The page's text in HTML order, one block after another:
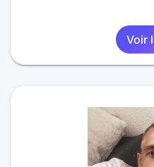
Voir